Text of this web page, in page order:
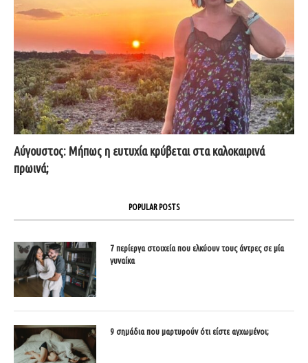
Αύγουστος: Μήπως η ευτυχία κρύβεται στα καλοκαιρινά
πρωινά;
POPULAR POSTS
7 περίεργα στοιχεία που ελκύουν τους άντρες σε μία
γυναίκα
9 σημάδια που μαρτυρούν ότι είστε αγχωμένοι;